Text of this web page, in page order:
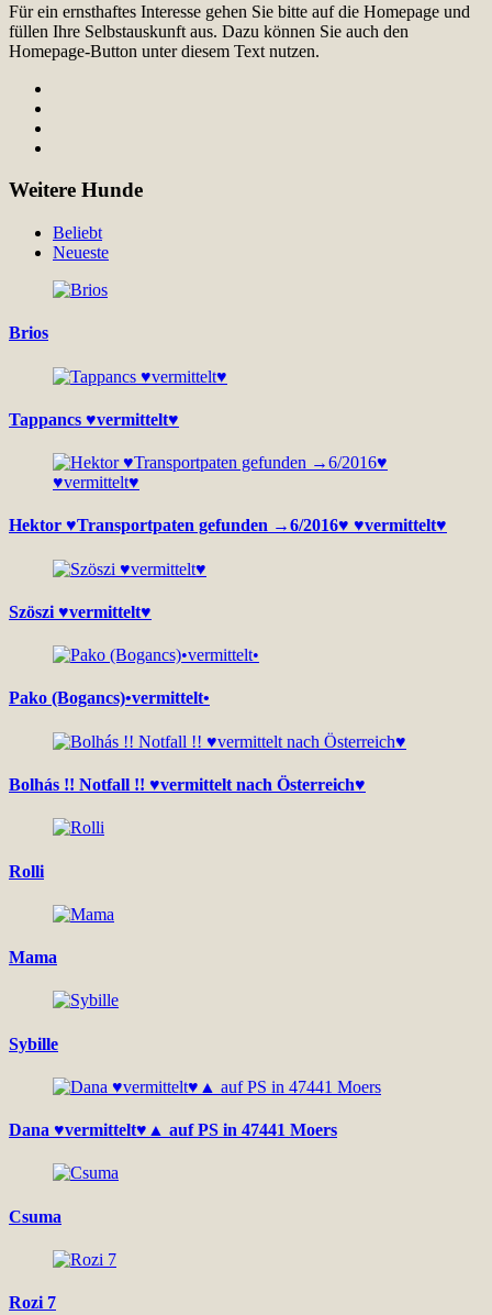
Für ein ernsthaftes Interesse gehen Sie bitte auf die Homepage und
füllen Ihre Selbstauskunft aus. Dazu können Sie auch den
Homepage-Button unter diesem Text nutzen.
Weitere Hunde
Beliebt
Neueste
Brios
Tappancs ♥vermittelt♥
Hektor ♥Transportpaten gefunden →6/2016♥ ♥vermittelt♥
Szöszi ♥vermittelt♥
Pako (Bogancs)•vermittelt•
Bolhás !! Notfall !! ♥vermittelt nach Österreich♥
Rolli
Mama
Sybille
Dana ♥vermittelt♥▲ auf PS in 47441 Moers
Csuma
Rozi 7